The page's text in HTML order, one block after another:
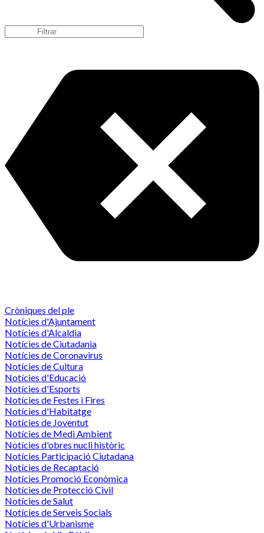
Cròniques del ple
Notícies d'Ajuntament
Notícies d'Alcaldia
Notícies de Ciutadania
Notícies de Coronavirus
Notícies de Cultura
Notícies d'Educació
Notícies d'Esports
Notícies de Festes i Fires
Notícies d'Habitatge
Notícies de Joventut
Notícies de Medi Ambient
Notícies d'obres nucli històric
Notícies Participació Ciutadana
Notícies de Recaptació
Notícies Promoció Econòmica
Notícies de Protecció Civil
Notícies de Salut
Notícies de Serveis Socials
Notícies d'Urbanisme